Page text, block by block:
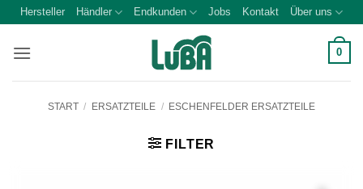
Zum
springen
Hersteller Händler Endkunden Jobs Kontakt Über uns
0
START / ERSATZTEILE / ESCHENFELDER ERSATZTEILE
FILTER